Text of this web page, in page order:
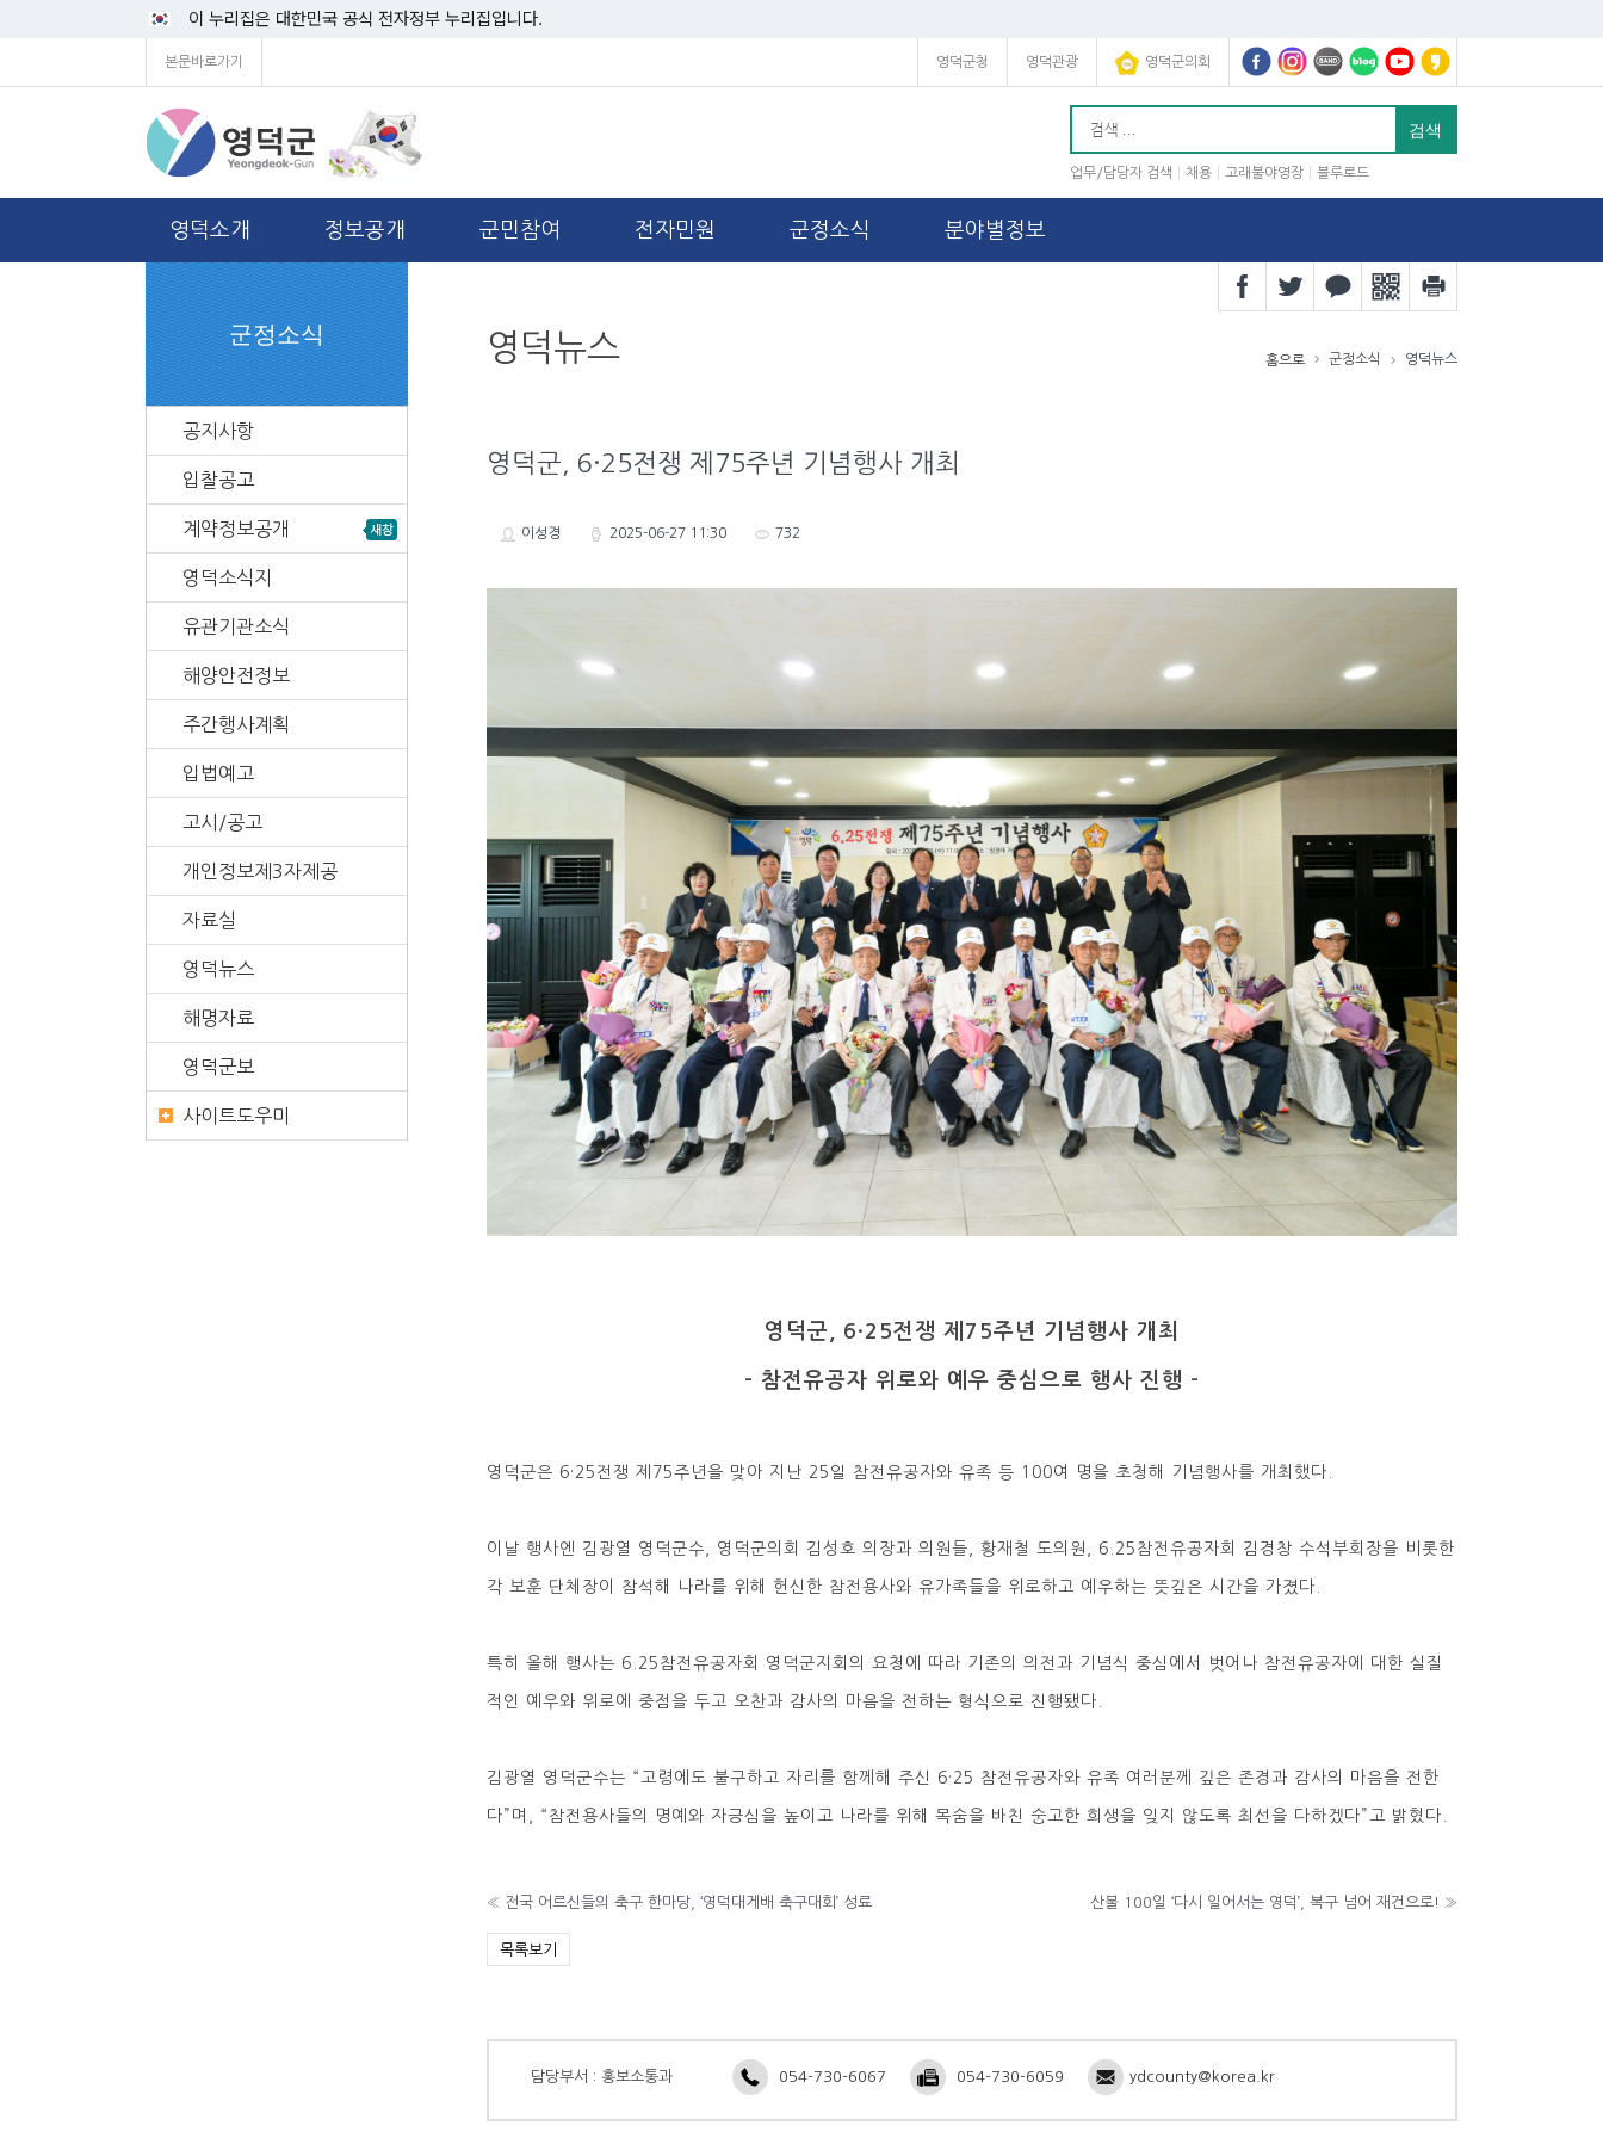
이 누리집은 대한민국 공식 전자정부 누리집입니다.
본문바로가기 영덕군청 영덕관광 영덕군의회
업무/담당자 검색 채용 고래불야영장 블루로드
영덕소개 정보공개 군민참여 전자민원 군정소식 분야별정보
영덕뉴스 홈으로 군정소식 영덕뉴스
영덕군, 6·25전쟁 제75주년 기념행사 개최
이성경 2025-06-27 11:30 732
영덕군, 6·25전쟁 제75주년 기념행사 개최
- 참전유공자 위로와 예우 중심으로 행사 진행 -
영덕군은 6·25전쟁 제75주년을 맞아 지난 25일 참전유공자와 유족 등 100여 명을 초청해 기념행사를 개최했다.
이날 행사엔 김광열 영덕군수, 영덕군의회 김성호 의장과 의원들, 황재철 도의원, 6.25참전유공자회 김경창 수석부회장을 비롯한
각 보훈 단체장이 참석해 나라를 위해 헌신한 참전용사와 유가족들을 위로하고 예우하는 뜻깊은 시간을 가졌다.
특히 올해 행사는 6.25참전유공자회 영덕군지회의 요청에 따라 기존의 의전과 기념식 중심에서 벗어나 참전유공자에 대한 실질
적인 예우와 위로에 중점을 두고 오찬과 감사의 마음을 전하는 형식으로 진행됐다.
김광열 영덕군수는 “고령에도 불구하고 자리를 함께해 주신 6·25 참전유공자와 유족 여러분께 깊은 존경과 감사의 마음을 전한
다”며, “참전용사들의 명예와 자긍심을 높이고 나라를 위해 목숨을 바친 숭고한 희생을 잊지 않도록 최선을 다하겠다”고 밝혔다.
« 전국 어르신들의 축구 한마당, ‘영덕대게배 축구대회’ 성료 산불 100일 ‘다시 일어서는 영덕’, 복구 넘어 재건으로! »
목록보기
담당부서 : 홍보소통과 054-730-6067 054-730-6059 ydcounty@korea.kr
군정소식
공지사항
입찰공고
계약정보공개
영덕소식지
유관기관소식
해양안전정보
주간행사계획
입법예고
고시/공고
개인정보제3자제공
자료실
영덕뉴스
해명자료
영덕군보
사이트도우미